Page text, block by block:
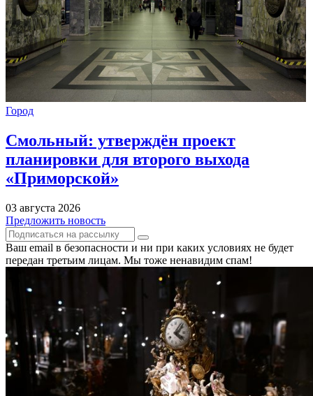
Город
Смольный: утверждён проект
планировки для второго выхода
«Приморской»
03 августа 2026
Предложить новость
Ваш email в безопасности и ни при каких условиях не будет
передан третьим лицам. Мы тоже ненавидим спам!